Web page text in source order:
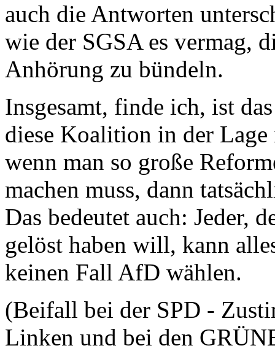
auch die Antworten
wie der SGSA es vermag,
Anhörung zu bündeln.
Insgesamt, finde ich, ist
diese Koalition in der Lage
wenn man so große
machen muss, dann
Das bedeutet auch: Jeder,
gelöst haben will, kann
keinen Fall AfD wählen.
(Beifall bei der SPD -
Linken und bei den